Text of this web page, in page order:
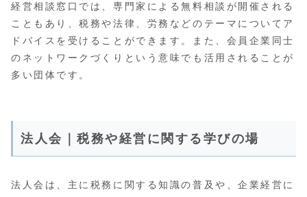
経営相談窓口では、専門家による無料相談が開催される
こともあり、税務や法律、労務などのテーマについてア
ドバイスを受けることができます。また、会員企業同士
のネットワークづくりという意味でも活用されることが
多い団体です。
法人会｜税務や経営に関する学びの場
法人会は、主に税務に関する知識の普及や、企業経営に